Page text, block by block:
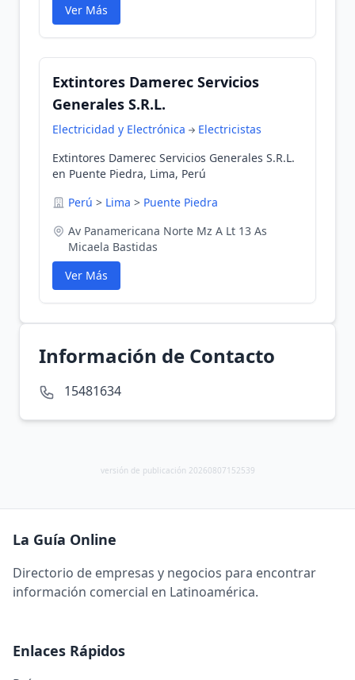
Ver Más
Extintores Damerec Servicios
Generales S.R.L.
Electricidad y Electrónica
Electricistas
Extintores Damerec Servicios Generales S.R.L.
en Puente Piedra, Lima, Perú
Perú > Lima > Puente Piedra
Av Panamericana Norte Mz A Lt 13 As
Micaela Bastidas
Ver Más
Información de Contacto
15481634
versión de publicación 20260807152539
La Guía Online
Directorio de empresas y negocios para encontrar
información comercial en Latinoamérica.
Enlaces Rápidos